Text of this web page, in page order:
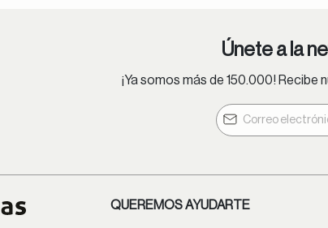
Únete a la
¡Ya somos más de 150.000!
QUEREMOS AYUDARTE